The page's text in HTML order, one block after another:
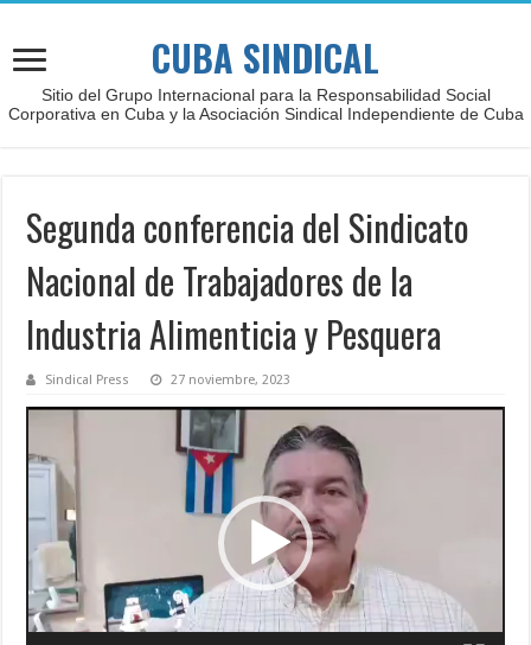
CUBA SINDICAL
Sitio del Grupo Internacional para la Responsabilidad Social
Corporativa en Cuba y la Asociación Sindical Independiente de Cuba
Segunda conferencia del Sindicato
Nacional de Trabajadores de la
Industria Alimenticia y Pesquera
Sindical Press 27 noviembre, 2023
vídeo